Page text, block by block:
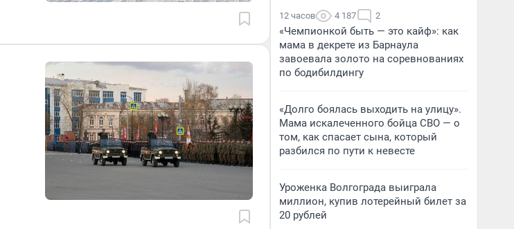
12 часов 4 187 2
«Чемпионкой быть — это кайф»: как
мама в декрете из Барнаула
завоевала золото на соревнованиях
по бодибилдингу
«Долго боялась выходить на улицу».
Мама искалеченного бойца СВО — о
том, как спасает сына, который
разбился по пути к невесте
Уроженка Волгограда выиграла
миллион, купив лотерейный билет за
20 рублей